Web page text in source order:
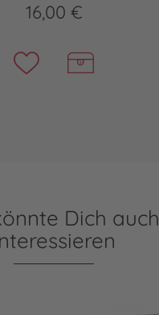
16,00 €
Dich auch